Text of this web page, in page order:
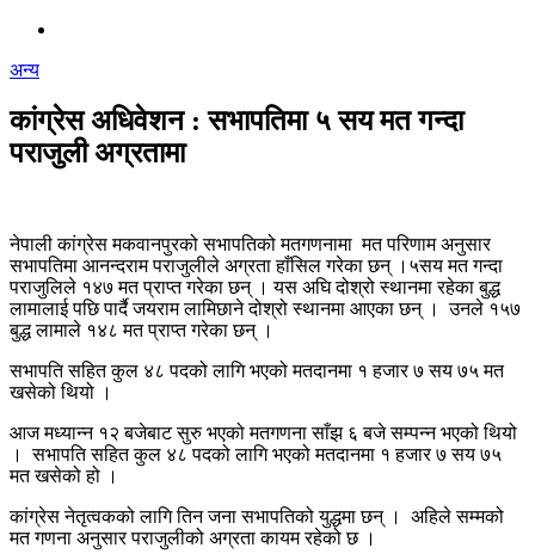
अन्य
कांग्रेस अधिवेशन : सभापतिमा ५ सय मत गन्दा
पराजुली अग्रतामा
नेपाली कांग्रेस मकवानपुरको सभापतिको मतगणनामा मत परिणाम अनुसार
सभापतिमा आनन्दराम पराजुलीले अग्रता हाँसिल गरेका छन् ।५सय मत गन्दा
पराजुलिले १४७ मत प्राप्त गरेका छन् । यस अघि दोश्रो स्थानमा रहेका बुद्ध
लामालाई पछि पार्दै जयराम लामिछाने दोश्रो स्थानमा आएका छन् । उनले १५७
बुद्ध लामाले १४८ मत प्राप्त गरेका छन् ।
सभापति सहित कुल ४८ पदको लागि भएको मतदानमा १ हजार ७ सय ७५ मत
खसेको थियो ।
आज मध्यान्न १२ बजेबाट सुरु भएको मतगणना साँझ ६ बजे सम्पन्न भएको थियो
। सभापति सहित कुल ४८ पदको लागि भएको मतदानमा १ हजार ७ सय ७५
मत खसेको हो ।
कांग्रेस नेतृत्वकको लागि तिन जना सभापतिको युद्धमा छन् । अहिले सम्मको
मत गणना अनुसार पराजुलीको अग्रता कायम रहेको छ ।